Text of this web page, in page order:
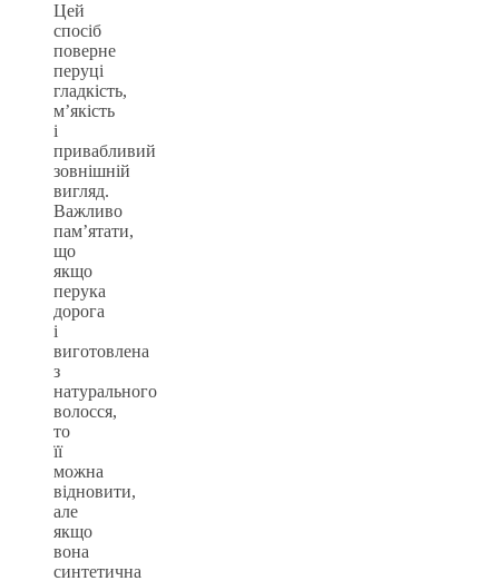
Цей
спосіб
поверне
перуці
гладкість,
м’якість
і
привабливий
зовнішній
вигляд.
Важливо
пам’ятати,
що
якщо
перука
дорога
і
виготовлена
з
натурального
волосся,
то
її
можна
відновити,
але
якщо
вона
синтетична